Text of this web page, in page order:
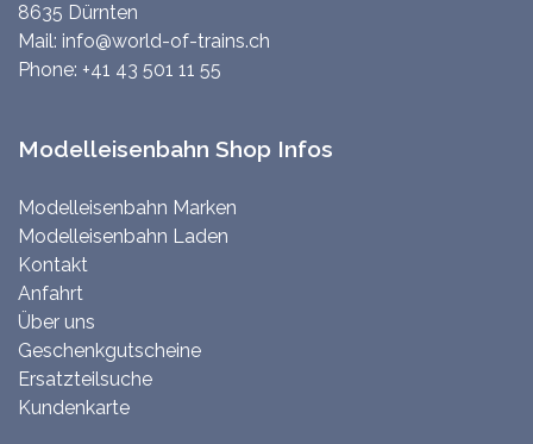
8635 Dürnten
Mail: info@world-of-trains.ch
Phone: +41 43 501 11 55
Modelleisenbahn Shop Infos
Modelleisenbahn Marken
Modelleisenbahn Laden
Kontakt
Anfahrt
Über uns
Geschenkgutscheine
Ersatzteilsuche
Kundenkarte